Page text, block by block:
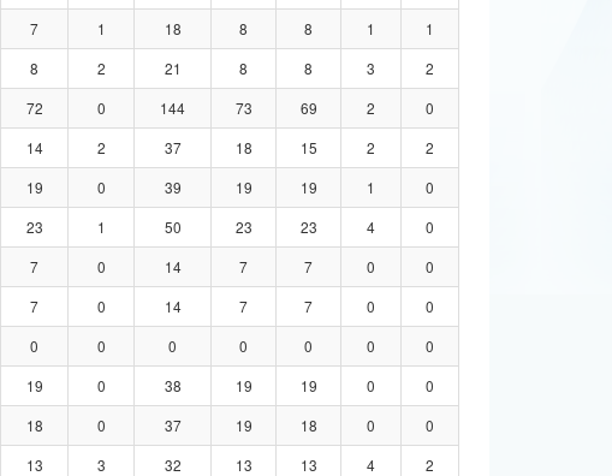
7 1 18 8 8 1
1
8 2 21 8 8 3
2
72 0 144 73 69 2
0
14 2 37 18 15 2
2
19 0 39 19 19 1
0
23 1 50 23 23 4
0
7 0 14 7 7 0
0
7 0 14 7 7 0
0
0 0 0 0 0 0
0
19 0 38 19 19 0
0
18 0 37 19 18 0
0
13 3 32 13 13 4
2